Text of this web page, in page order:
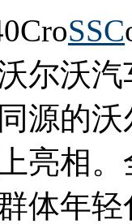
SSC
尔沃
源的
上亮相
体年